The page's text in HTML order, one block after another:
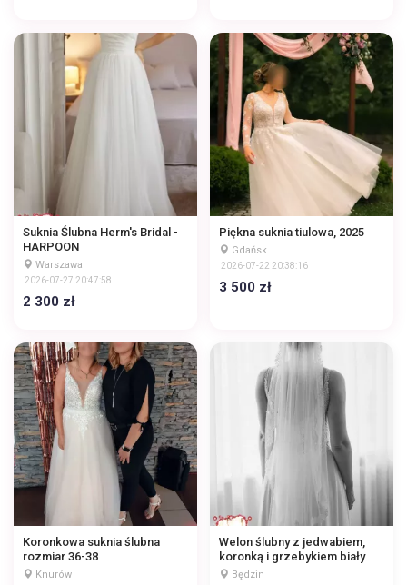
Suknia Ślubna Herm's Bridal -
HARPOON
Warszawa
2026-07-27 20:47:58
2 300 zł
Piękna suknia tiulowa, 2025
Gdańsk
2026-07-22 20:38:16
3 500 zł
Koronkowa suknia ślubna
rozmiar 36-38
Knurów
Welon ślubny z jedwabiem,
koronką i grzebykiem biały
Będzin